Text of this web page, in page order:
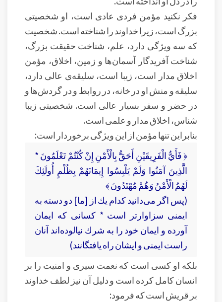
فکر نکنید مؤمن فردی عادی است، او شخصیتی
بزرگ است، زیرا خداوند را شناخته است. شخصیت
که سه ويژگی دارد، علم، شناخت حقیقت بزرگ،
شناخت آفریدگار آسمان‌ها و زمین، اخلاق، مؤمن
اخلاق مدار است، زیبا است، سلیقه‌ی عالی دارد،
سلیقه و منش او در خانه، در روابط و در گردش‌ها و
در حضر و سفر بسیار عالی است. شخصیتی زیبا
شناس، اخلاق مدار و علمی است.
بنابراین تنها مؤمن از این ويژگی برخوردار است:
﴿ فَأَيُّ الْفَرِيقَيْنِ أَحَقُّ بِالْأَمْنِ إِنْ كُنْتُمْ تَعْلَمُونَ *
الَّذِينَ آمَنُوا وَلَمْ يَلْبِسُوا إِيمَانَهُمْ بِظُلْمٍ أُولَئِكَ
لَهُمُ الْأَمْنُ وَهُمْ مُهْتَدُونَ ﴾
(پس اگر می‌دانید كدام يك از [ما] دو دسته به
ايمنى سزاوارتر است * كسانى كه ايمان
آورده و ايمان خود را به شرك نيالوده‏‌اند آنان
راست ايمنى و ايشان راه ‏يافتگانند)
بلکه او کسی است که نعمت سیری و امنیت را بر
انسان کامل کرده است و دلیل آن نیز لطف خداوند
بر قریش است که فرمود: